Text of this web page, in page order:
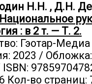
Н.Н. , Д.Н.
Национальное
: в 2 т. — Т. 2.
Гэотар-Медиа
2023 /
Кол-во страниц: